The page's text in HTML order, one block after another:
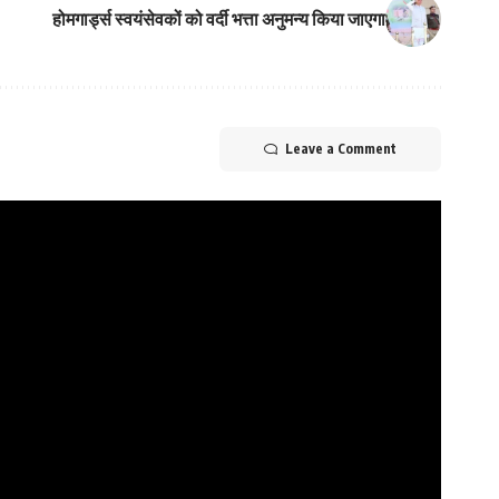
होमगार्ड्स स्वयंसेवकों को वर्दी भत्ता अनुमन्य किया जाएगा
Leave a Comment